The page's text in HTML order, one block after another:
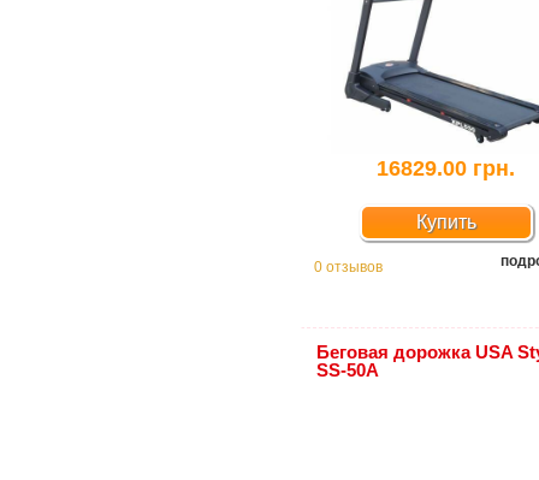
16829.00 грн.
Купить
0 отзывов
Беговая дорожка USA
SS-50A